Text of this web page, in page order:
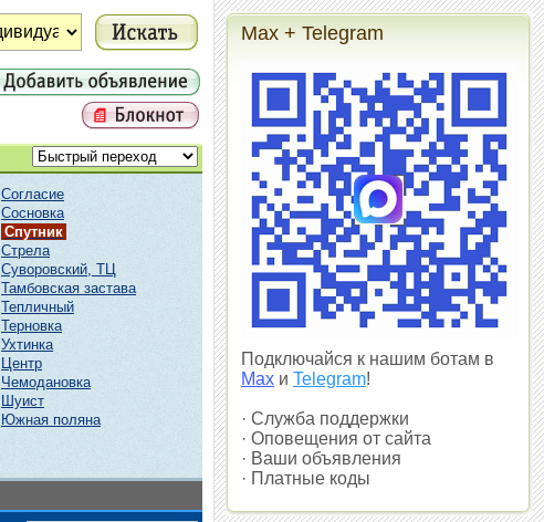
Согласие
Сосновка
Спутник
Стрела
Суворовский, ТЦ
Тамбовская застава
Тепличный
Терновка
Ухтинка
Центр
Чемодановка
Шуист
Южная поляна
Max + Telegram
Подключайся к нашим ботам в
Max и Telegram!
· Служба поддержки
· Оповещения от сайта
· Ваши объявления
· Платные коды